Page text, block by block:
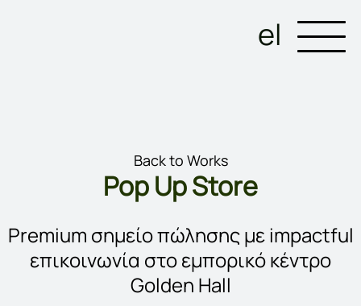
el
Back to Works
Pop Up Store
Premium σημείο πώλησης με impactful
επικοινωνία στο εμπορικό κέντρο
Golden Hall